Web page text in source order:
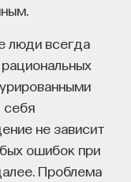
люди всегда
себя
не зависит
ошибок при
Проблема